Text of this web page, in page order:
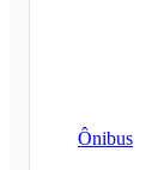
Ônibus